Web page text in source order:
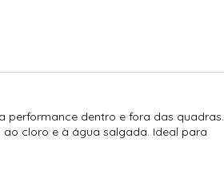
performance dentro e fora das quadras.
cloro e à água salgada. Ideal para